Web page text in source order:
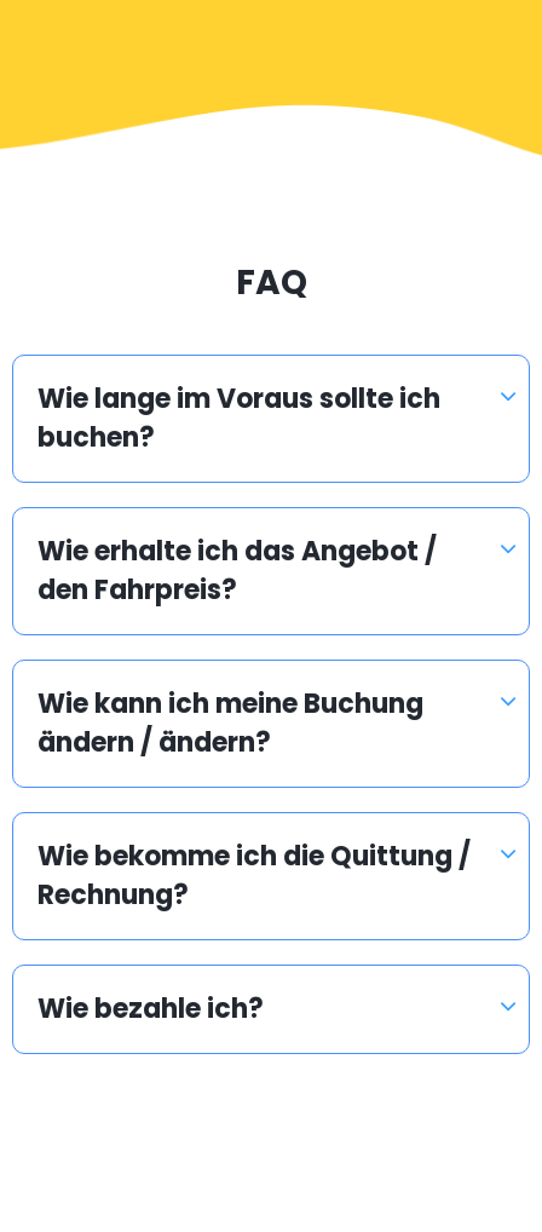
FAQ
Wie lange im Voraus sollte ich
buchen?
Wie erhalte ich das Angebot /
den Fahrpreis?
Wie kann ich meine Buchung
ändern / ändern?
Wie bekomme ich die Quittung /
Rechnung?
Wie bezahle ich?